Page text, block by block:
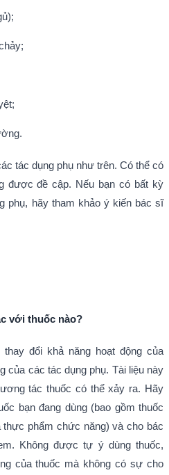
tác dụng phụ như trên. Có thể có
được đề cập. Nếu bạn có bất kỳ
phụ, hãy tham khảo ý kiến bác sĩ
với thuốc nào?
đổi khả năng hoạt động của
của các tác dụng phụ. Tài liệu này
tác thuốc có thể xảy ra. Hãy
bạn đang dùng (bao gồm thuốc
phẩm chức năng) và cho bác
Không được tự ý dùng thuốc,
của thuốc mà không có sự cho